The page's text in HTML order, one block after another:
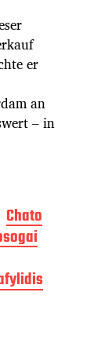
er
an
– in
Chato